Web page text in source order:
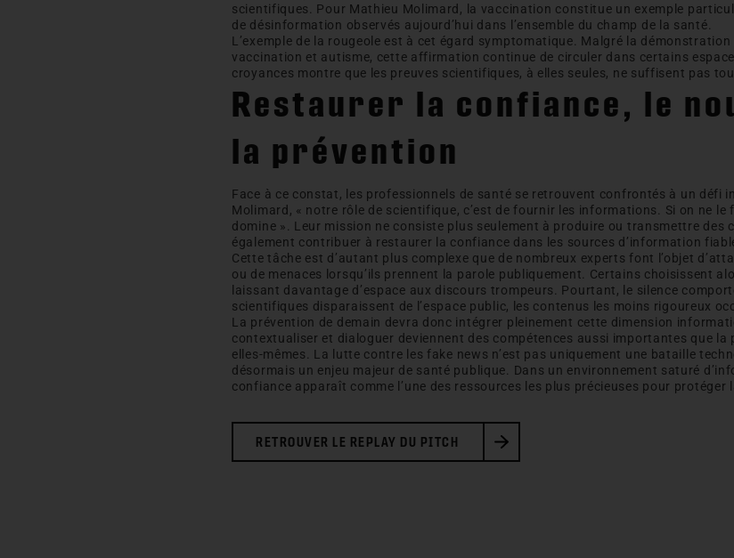
scientifiques. Pour Mathieu Molimard, la vaccination constitue un exemple
de désinformation observés aujourd’hui dans l’ensemble du champ de la santé.
L’exemple de la rougeole est à cet égard symptomatique. Malgré la démonstration
vaccination et autisme, cette affirmation continue de circuler dans certains
croyances montre que les preuves scientifiques, à elles seules, ne suffisent pas
Restaurer la confiance, le
la prévention
Face à ce constat, les professionnels de santé se retrouvent confrontés à un défi
Molimard, « notre rôle de scientifique, c’est de fournir les informations. Si on ne
domine ». Leur mission ne consiste plus seulement à produire ou transmettre des
également contribuer à restaurer la confiance dans les sources d’information
Cette tâche est d’autant plus complexe que de nombreux experts font l’objet
ou de menaces lorsqu’ils prennent la parole publiquement. Certains choisissent
laissant davantage d’espace aux discours trompeurs. Pourtant, le silence
scientifiques disparaissent de l’espace public, les contenus les moins rigoureux
La prévention de demain devra donc intégrer pleinement cette dimension
contextualiser et dialoguer deviennent des compétences aussi importantes que
elles-mêmes. La lutte contre les fake news n’est pas uniquement une bataille
désormais un enjeu majeur de santé publique. Dans un environnement saturé
confiance apparaît comme l’une des ressources les plus précieuses pour protéger
RETROUVER LE REPLAY DU PITCH